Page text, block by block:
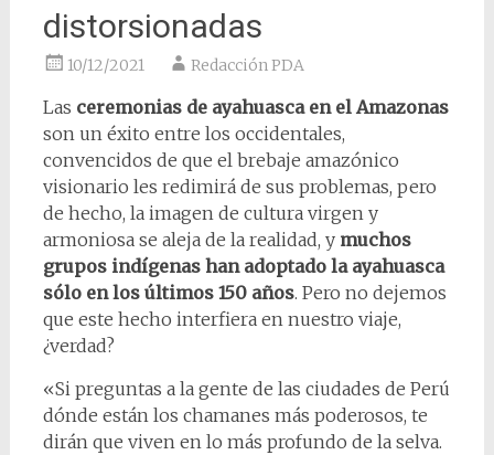
distorsionadas
10/12/2021 Redacción PDA
Las ceremonias de ayahuasca en el Amazonas
son un éxito entre los occidentales,
convencidos de que el brebaje amazónico
visionario les redimirá de sus problemas, pero
de hecho, la imagen de cultura virgen y
armoniosa se aleja de la realidad, y muchos
grupos indígenas han adoptado la ayahuasca
sólo en los últimos 150 años. Pero no dejemos
que este hecho interfiera en nuestro viaje,
¿verdad?
«Si preguntas a la gente de las ciudades de Perú
dónde están los chamanes más poderosos, te
dirán que viven en lo más profundo de la selva.